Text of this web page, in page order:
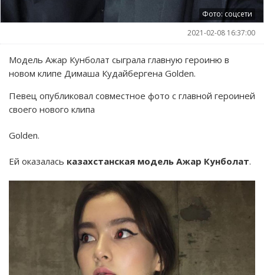
Фото: соцсети
2021-02-08 16:37:00
Модель Ажар Кунболат сыграла главную героиню в
новом клипе Димаша Кудайбергена Golden.
Певец опубликовал совместное фото с главной героиней
своего нового клипа
Golden.
Ей оказалась казахстанская модель Ажар Кунболат.